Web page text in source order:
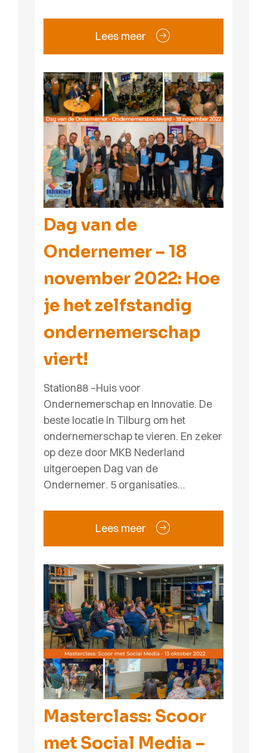
Lees meer
Dag van de
Ondernemer – 18
november 2022: Hoe
je het zelfstandig
ondernemerschap
viert!
Station88 –Huis voor
Ondernemerschap en Innovatie. De
beste locatie in Tilburg om het
ondernemerschap te vieren. En zeker
op deze door MKB Nederland
uitgeroepen Dag van de
Ondernemer. 5 organisaties…
Lees meer
Masterclass: Scoor
met Social Media –